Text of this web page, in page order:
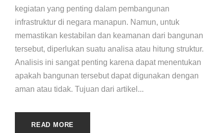
kegiatan yang penting dalam pembangunan
infrastruktur di negara manapun. Namun, untuk
memastikan kestabilan dan keamanan dari bangunan
tersebut, diperlukan suatu analisa atau hitung struktur.
Analisis ini sangat penting karena dapat menentukan
apakah bangunan tersebut dapat digunakan dengan
aman atau tidak. Tujuan dari artikel...
READ MORE